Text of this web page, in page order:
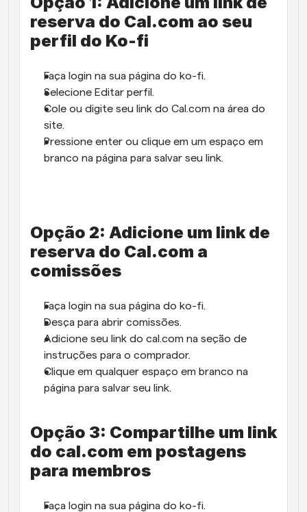
reserva do Cal.com ao seu
perfil do Ko-fi
Faça login na sua página do ko-fi.
Selecione Editar perfil.
Cole ou digite seu link do Cal.com na área do
site.
Pressione enter ou clique em um espaço em
branco na página para salvar seu link.
Opção 2: Adicione um link de
reserva do Cal.com a
comissões
Faça login na sua página do ko-fi.
Desça para abrir comissões.
Adicione seu link do cal.com na seção de
instruções para o comprador.
Clique em qualquer espaço em branco na
página para salvar seu link.
Opção 3: Compartilhe um link
do cal.com em postagens
para membros
Faça login na sua página do ko-fi.